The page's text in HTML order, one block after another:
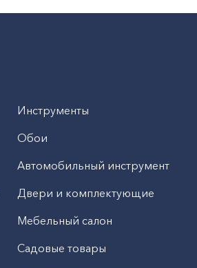
Инструменты
Обои
Автомобильный инструмент
Двери и комплектующие
Мебельный салон
Садовые товары